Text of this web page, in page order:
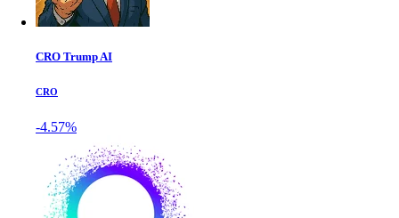
CRO Trump AI
CRO
-4.57%